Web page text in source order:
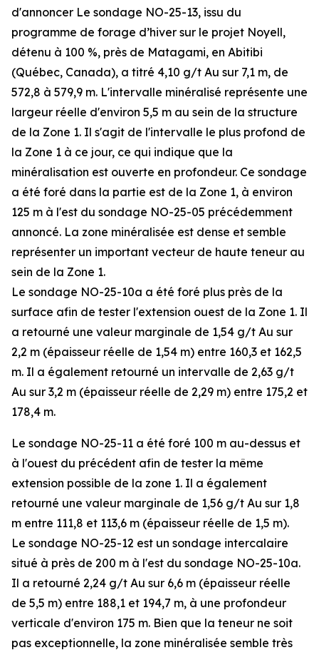
d'annoncer Le sondage NO-25-13, issu du
programme de forage d’hiver sur le projet Noyell,
détenu à 100 %, près de Matagami, en Abitibi
(Québec, Canada), a titré 4,10 g/t Au sur 7,1 m, de
572,8 à 579,9 m. L'intervalle minéralisé représente une
largeur réelle d'environ 5,5 m au sein de la structure
de la Zone 1. Il s'agit de l'intervalle le plus profond de
la Zone 1 à ce jour, ce qui indique que la
minéralisation est ouverte en profondeur. Ce sondage
a été foré dans la partie est de la Zone 1, à environ
125 m à l'est du sondage NO-25-05 précédemment
annoncé. La zone minéralisée est dense et semble
représenter un important vecteur de haute teneur au
sein de la Zone 1.
Le sondage NO-25-10a a été foré plus près de la
surface afin de tester l'extension ouest de la Zone 1. Il
a retourné une valeur marginale de 1,54 g/t Au sur
2,2 m (épaisseur réelle de 1,54 m) entre 160,3 et 162,5
m. Il a également retourné un intervalle de 2,63 g/t
Au sur 3,2 m (épaisseur réelle de 2,29 m) entre 175,2 et
178,4 m.
Le sondage NO-25-11 a été foré 100 m au-dessus et
à l'ouest du précédent afin de tester la même
extension possible de la zone 1. Il a également
retourné une valeur marginale de 1,56 g/t Au sur 1,8
m entre 111,8 et 113,6 m (épaisseur réelle de 1,5 m).
Le sondage NO-25-12 est un sondage intercalaire
situé à près de 200 m à l'est du sondage NO-25-10a.
Il a retourné 2,24 g/t Au sur 6,6 m (épaisseur réelle
de 5,5 m) entre 188,1 et 194,7 m, à une profondeur
verticale d'environ 175 m. Bien que la teneur ne soit
pas exceptionnelle, la zone minéralisée semble très